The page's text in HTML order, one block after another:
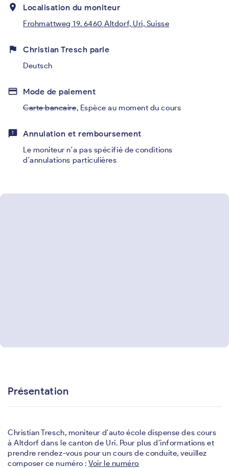
place Localisation du moniteur
Frohmattweg 19. 6460 Altdorf, Uri, Suisse
flag Christian Tresch parle
Deutsch
credit_card Mode de paiement
Carte bancaire, Espèce au moment du cours
feedback Annulation et remboursement
Le moniteur n'a pas spécifié de conditions
d'annulations particulières
Présentation
Christian Tresch, moniteur d'auto école dispense des cours
à Altdorf dans le canton de Uri. Pour plus d'informations et
prendre rendez-vous pour un cours de conduite, veuillez
composer ce numéro :Voir le numéro